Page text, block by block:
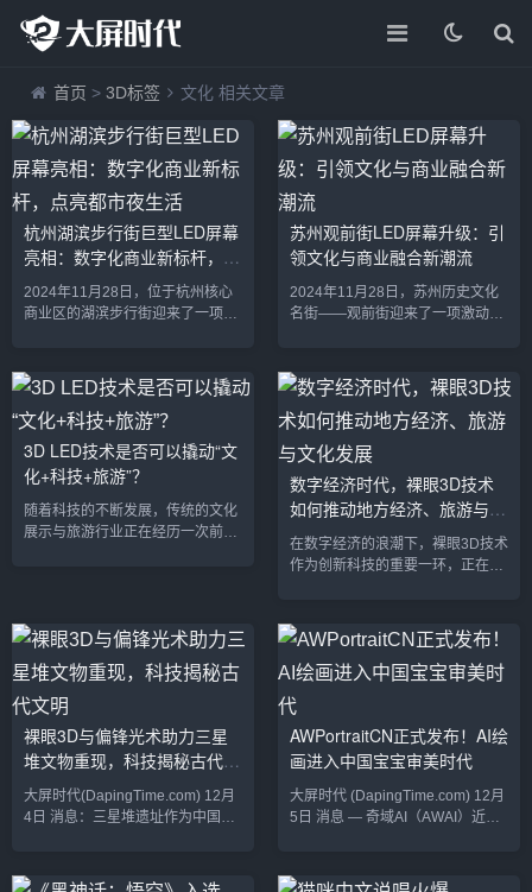
首页 > 3D标签 文化 相关文章
杭州湖滨步行街巨型LED屏幕
亮相：数字化商业新标杆，点
亮都市夜生活
2024年11月28日，位于杭州核心
商业区的湖滨步行街迎来了一项令
景观的新亮点。这块由最新技术打
造的大型LED屏幕不仅刷新了城市
的视觉体验，也为当地商业和文化
活动带来了全新的活力。作为杭州
市中心的购物和娱乐地标，湖滨步
行街巨型LED屏幕不仅是数字广告
展示的新平台，更成为了街区夜晚
灯光秀和城市文化展示的重要组成
苏州观前街LED屏幕升级：引
领文化与商业融合新潮流
2024年11月28日，苏州历史文化
名街——观前街迎来了一项激动人
正式投入使用，这些高科技LED屏
幕不仅提升了观前街的视觉体验，
也成为这条历史悠久的商业街区融
入现代科技与文化的一大亮点。新
升级的LED屏幕将在广告、文化展
示和互动体验等多个领域，为游客
和市民带来全新的感官享受。观前
新展示作为苏州最繁华的商业...
3D LED技术是否可以撬动“文
化+科技+旅游”？
随着科技的不断发展，传统的文化
展示与旅游行业正在经历一次前所
化、科技、旅游”三者的重要桥梁。
本文将探讨3D LED技术如何撬动
“文化+科技+旅游”这一跨界融合的
创新趋势，推动文化与旅游产业的
发展和变革。一、3D LED：文化
表达的新载体1. 创新的文化展示形
式传统的文化展示...
数字经济时代，裸眼3D技术
如何推动地方经济、旅游与文
化发展
在数字经济的浪潮下，裸眼3D技术
作为创新科技的重要一环，正在以
巨大的潜力。从智慧城市的数字化
展示，到沉浸式的旅游体验，再到
地方文化的传播，裸眼3D技术正成
为推动地方经济和社会发展的新引
擎。本文将深度剖析裸眼3D技术如
何在数字经济时代影响地方经济、
旅游和文化的转型与升级。裸眼3D
机会随着数字化技术的普及，地方
经...
裸眼3D与偏锋光术助力三星
堆文物重现，科技揭秘古代文
明
大屏时代(DapingTime.com) 12月
4日 消息：三星堆遗址作为中国古
外学者和文化爱好者的高度关注。
AWPortraitCN正式发布！AI绘
画进入中国宝宝审美时代
大屏时代 (DapingTime.com) 12月
5日 消息 — 奇域AI（AWAI）近日
中国宝宝审美量身打造的图像生成